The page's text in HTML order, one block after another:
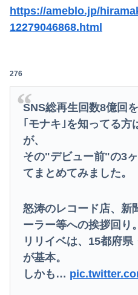
https://ameblo.jp/
12279046868.html
276
SNS総再生回数8億回
｢モナキ｣を知ってる方
が、
その"デビュー前"の3
てまとめてみました。
怒涛のレコード店、新
ーラー等への挨拶回り。
リリイベは、15都府
が基本。
しかも…